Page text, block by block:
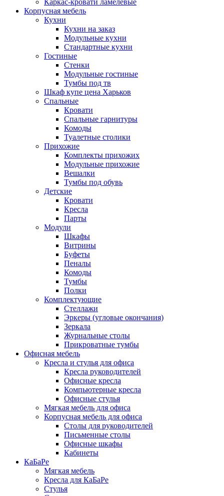
Корпусная мебель
Кухни
Кухни на заказ
Модульные кухни
Стандартные кухни
Гостиные
Стенки
Модульные гостиные
Тумбы под тв
Шкаф купе цена Харьков
Спальные
Кровати
Спальные гарнитуры
Комоды
Туалетные столики
Прихожие
Комплекты прихожих
Модульные прихожие
Вешалки
Тумбы под обувь
Детские
Кровати
Кресла
Парты
Модули
Шкафы
Витрины
Буфеты
Пеналы
Комоды
Тумбы
Полки
Комплектующие
Стеллажи
Эркеры (угловые окончания)
Зеркала
Журнальные столы
Прикроватные тумбы
Офисная мебель
Кресла и стулья для офиса
Кресла руководителей
Офисные кресла
Компьютерные кресла
Офисные стулья
Мягкая мебель для офиса
Корпусная мебель для офиса
Столы для руководителей
Письменные столы
Офисные шкафы
Кабинеты
КаБаРе
Мягкая мебель
Кресла для КаБаРе
Стулья